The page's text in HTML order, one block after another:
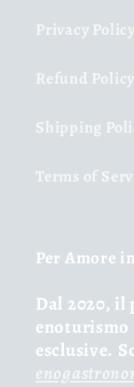
Privacy Policy
Refund Policy
Shipping
Terms of
Per Amore
Dal 2020,
esclusive.